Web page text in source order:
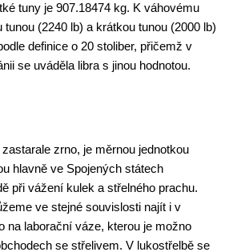
tuny je 907.18474 kg. K váhovému
tunou (2240 lb) a krátkou tunou (2000 lb)
definice o 20 stoliber, přičemž v
se uváděla libra s jinou hodnotou.
zrno, je měrnou jednotkou
hlavně ve Spojených státech
při vážení kulek a střelného prachu.
ve stejné souvislosti najít i v
na laborační váze, kterou je možno
se střelivem. V lukostřelbě se